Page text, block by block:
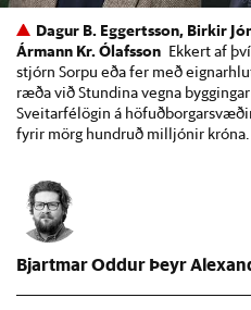
Dagur B. Eggertsson, Birkir
Ármann Kr. Ólafsson Ekkert af
stjórn Sorpu eða fer með
ræða við Stundina vegna
Sveitarfélögin á
fyrir mörg hundruð milljónir króna.
Bjartmar Oddur Þeyr